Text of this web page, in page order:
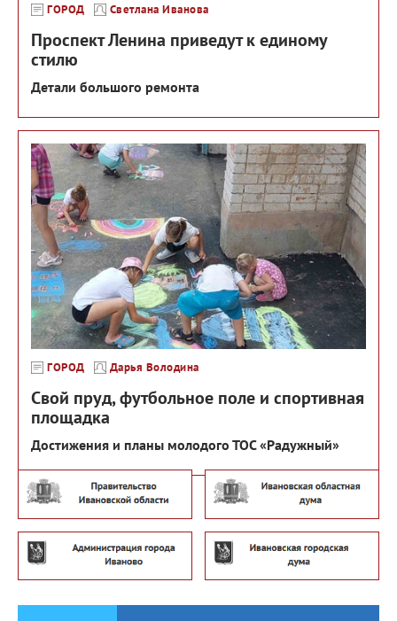
ГОРОД Светлана Иванова
Проспект Ленина приведут к единому
стилю
Детали большого ремонта
ГОРОД Дарья Володина
Свой пруд, футбольное поле и спортивная
площадка
Достижения и планы молодого ТОС «Радужный»